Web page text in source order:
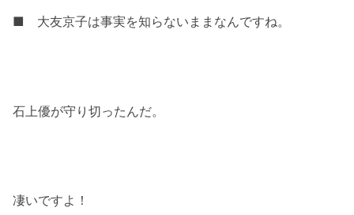
■ 大友京子は事実を知らないままなんですね。
石上優が守り切ったんだ。
凄いですよ！